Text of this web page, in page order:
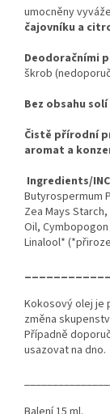
umocněny
čajovníku a
Deodoračními
škrob
Bez obsahu
Čistě přírodní
aromat a
Ingredients/
Butyrospermum
Zea Mays
Oil,
Linalool*
Kokosový olej je
změna
Případně
usazovat na dno.